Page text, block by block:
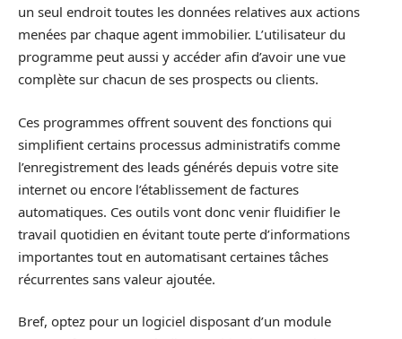
un seul endroit toutes les données relatives aux actions
menées par chaque agent immobilier. L’utilisateur du
programme peut aussi y accéder afin d’avoir une vue
complète sur chacun de ses prospects ou clients.
Ces programmes offrent souvent des fonctions qui
simplifient certains processus administratifs comme
l’enregistrement des leads générés depuis votre site
internet ou encore l’établissement de factures
automatiques. Ces outils vont donc venir fluidifier le
travail quotidien en évitant toute perte d’informations
importantes tout en automatisant certaines tâches
récurrentes sans valeur ajoutée.
Bref, optez pour un logiciel disposant d’un module